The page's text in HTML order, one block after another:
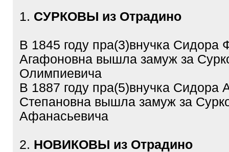
1. СУРКОВЫ из Отрадино
В 1845 году пра(3)внучка Сидора
Агафоновна вышла замуж за
Олимпиевича
В 1887 году пра(5)внучка Сидора
Степановна вышла замуж за
Афанасьевича
2. НОВИКОВЫ из Отрадино